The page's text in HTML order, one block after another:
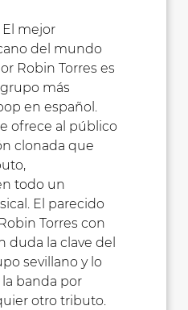
El mejor
del mundo
Robin Torres es
más
en español.
ofrece al público
clonada que
todo un
El parecido
Torres con
duda la clave del
sevillano y lo
banda por
otro tributo.